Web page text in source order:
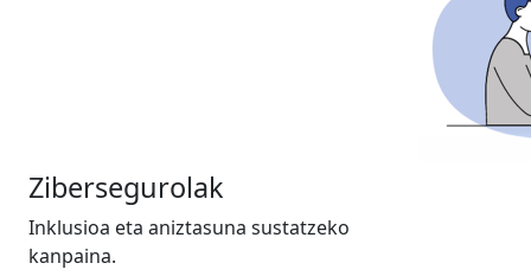
Zibersegurolak
Inklusioa eta aniztasuna sustatzeko
kanpaina.